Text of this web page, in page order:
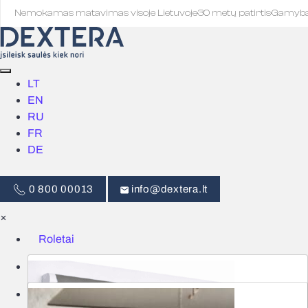
Nemokamas matavimas visoje Lietuvoje·30 metų patirtis·
LT
EN
RU
FR
DE
0 800 00013 info@dextera.lt
×
Roletai
Išmanus valdymas